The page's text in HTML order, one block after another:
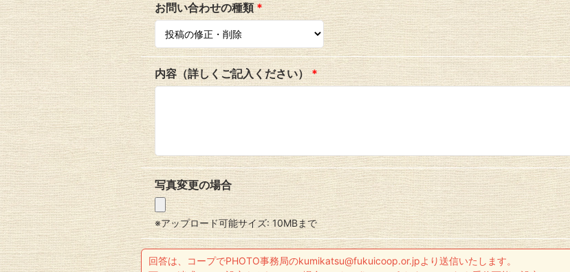
お問い合わせの種類*
内容（詳しくご記入ください） *
写真変更の場合
※アップロード可能サイズ: 10MBまで
回答は、コープでPHOTO事務局のkumikatsu@fukuicoop.or.jpより送信いたします。